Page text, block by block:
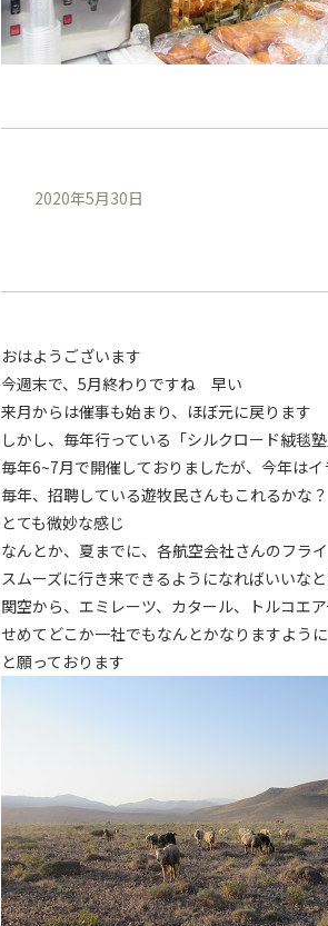
2020年5月30日
おはようございます
今週末で、5月終わりですね 早い
来月からは催事も始まり、ほぼ元に戻ります
しかし、毎年行っている「シルクロード絨毯
毎年6~7月で開催しておりましたが、今年は
毎年、招聘している遊牧民さんもこれるかな？
とても微妙な感じ
なんとか、夏までに、各航空会社さんのフライ
スムーズに行き来できるようになればいいな
関空から、エミレーツ、カタール、トルコエ
せめてどこか一社でもなんとかなりますよう
と願っております